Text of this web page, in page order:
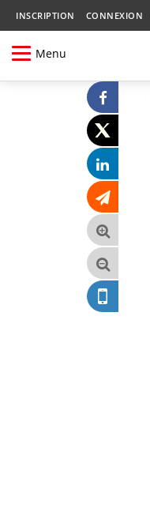
INSCRIPTION CONNEXION
Menu